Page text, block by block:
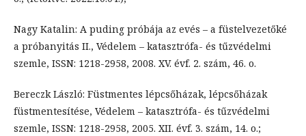
Nagy Katalin: A puding próbája az evés – a füstelvezetőké
a próbanyitás II., Védelem – katasztrófa- és tűzvédelmi
szemle, ISSN: 1218-2958, 2008. XV. évf. 2. szám, 46. o.
Bereczk László: Füstmentes lépcsőházak, lépcsőházak
füstmentesítése, Védelem – katasztrófa- és tűzvédelmi
szemle, ISSN: 1218-2958, 2005. XII. évf. 3. szám, 14. o.;